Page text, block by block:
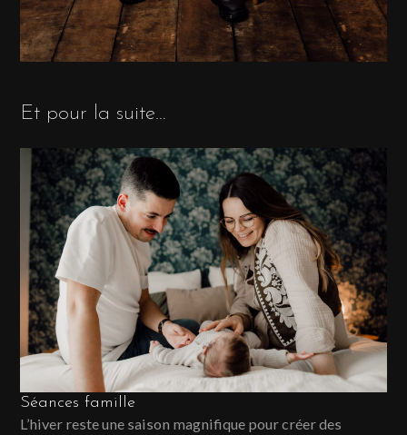
Et pour la suite…
Séances famille
L’hiver reste une saison magnifique pour créer des